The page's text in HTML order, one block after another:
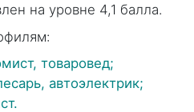
на уровне 4,1 балла.
товаровед;
автоэлектрик;